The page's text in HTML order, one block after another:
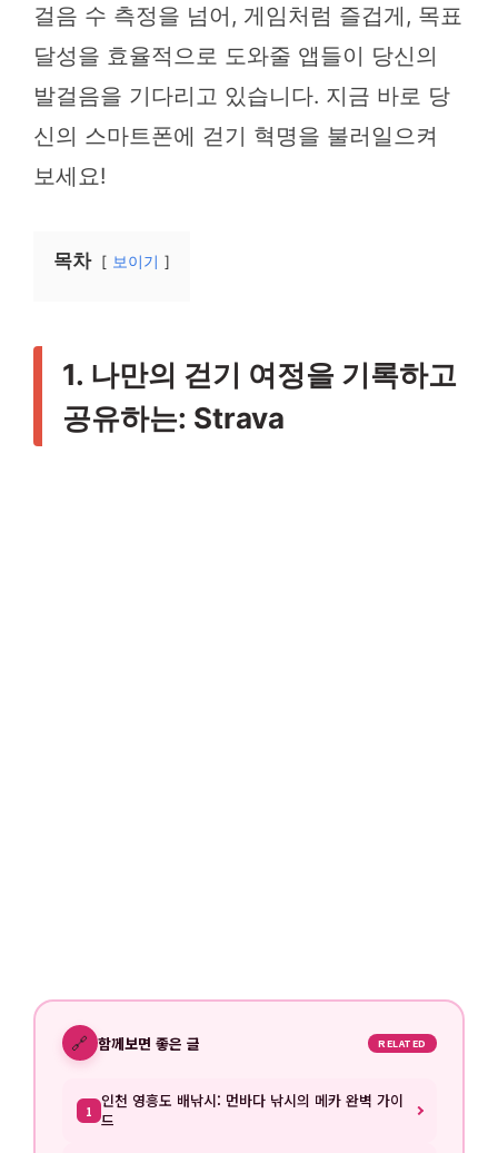
걸음 수 측정을 넘어, 게임처럼 즐겁게, 목표
달성을 효율적으로 도와줄 앱들이 당신의
발걸음을 기다리고 있습니다. 지금 바로 당
신의 스마트폰에 걷기 혁명을 불러일으켜
보세요!
목차 보이기
1. 나만의 걷기 여정을 기록하고
공유하는: Strava
🔗 함께보면 좋은 글 RELATED
1 인천 영흥도 배낚시: 먼바다 낚시의 메카 완벽 가이
드